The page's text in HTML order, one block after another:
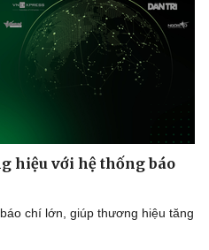
hiệu với hệ thống báo
chí lớn, giúp thương hiệu tăng